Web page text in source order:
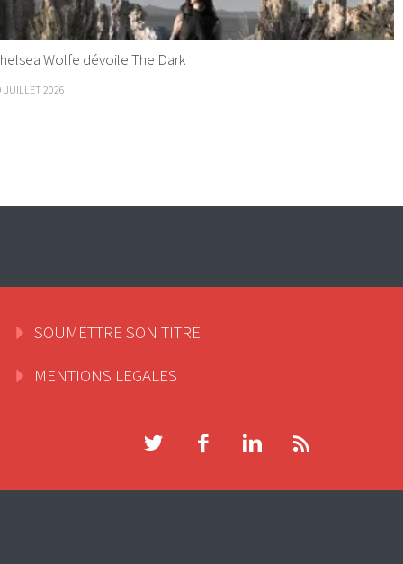
Wolfe dévoile The Dark
JUILLET 2026
SOUMETTRE SON TITRE
MENTIONS LEGALES